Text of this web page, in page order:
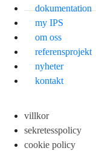
dokumentation
my IPS
om oss
referensprojekt
nyheter
kontakt
villkor
sekretesspolicy
cookie policy